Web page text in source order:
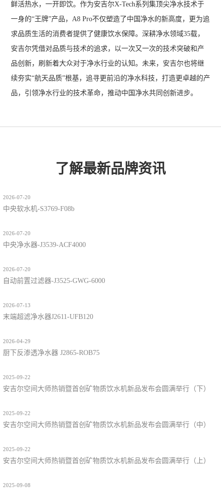
鲜活热水，一开即饮。作为安吉尔X-Tech系列集顶尖净水技术于
一身的“王牌”产品，A8 Pro不仅塑造了中国净水的新高度，更为追
求品质生活的消费者提供了健康饮水保障。深耕净水领域35载，
安吉尔凭借对品质与技术的追求，以一次又一次的技术突破和产
品创新，刷新着大众对于净水行业的认知。未来，安吉尔也将继
续夯实“航天品质”根基，追寻更前沿的净水科技，打造更卓越的产
品，引领净水行业的技术革命，推动中国净水共同创新进步。
了解最新品牌资讯
2026-07-20
中央软水机-S3769-F08b
2026-07-20
中央净水器-J3539-ACF4000
2026-07-20
自动前置过滤器-J3525-GWG-6000
2026-07-13
末端超滤净水器J2611-UFB120
2026-04-29
厨下反渗透净水器 J2865-ROB75
2025-09-22
安吉尔空间大师热销暨首创矿物质饮水机新品发布会圆满举行（下）
2025-09-22
安吉尔空间大师热销暨首创矿物质饮水机新品发布会圆满举行（中）
2025-09-22
安吉尔空间大师热销暨首创矿物质饮水机新品发布会圆满举行（上）
2025-09-08